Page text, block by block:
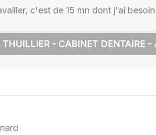
c'est de 15 mn dont j'ai
- CABINET DENTAIRE